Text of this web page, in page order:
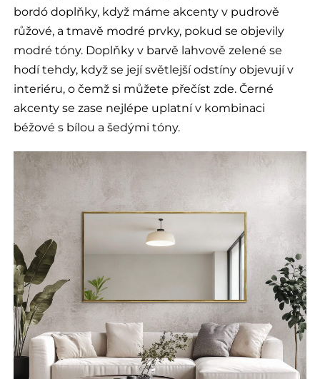
bordó doplňky, když máme akcenty v pudrově
růžové, a tmavě modré prvky, pokud se objevily
modré tóny. Doplňky v barvě lahvově zelené se
hodí tehdy, když se její světlejší odstíny objevují v
interiéru, o čemž si můžete přečíst zde. Černé
akcenty se zase nejlépe uplatní v kombinaci
béžové s bílou a šedými tóny.